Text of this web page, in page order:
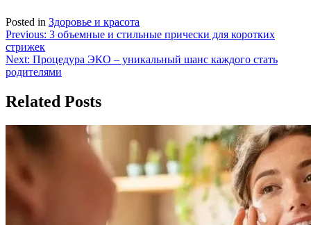
Posted in Здоровье и красота
Навигация
по
записям
Previous: 3 объемные и стильные прически для коротких
стрижек
Next: Процедура ЭКО – уникальный шанс каждого стать
родителями
Related Posts